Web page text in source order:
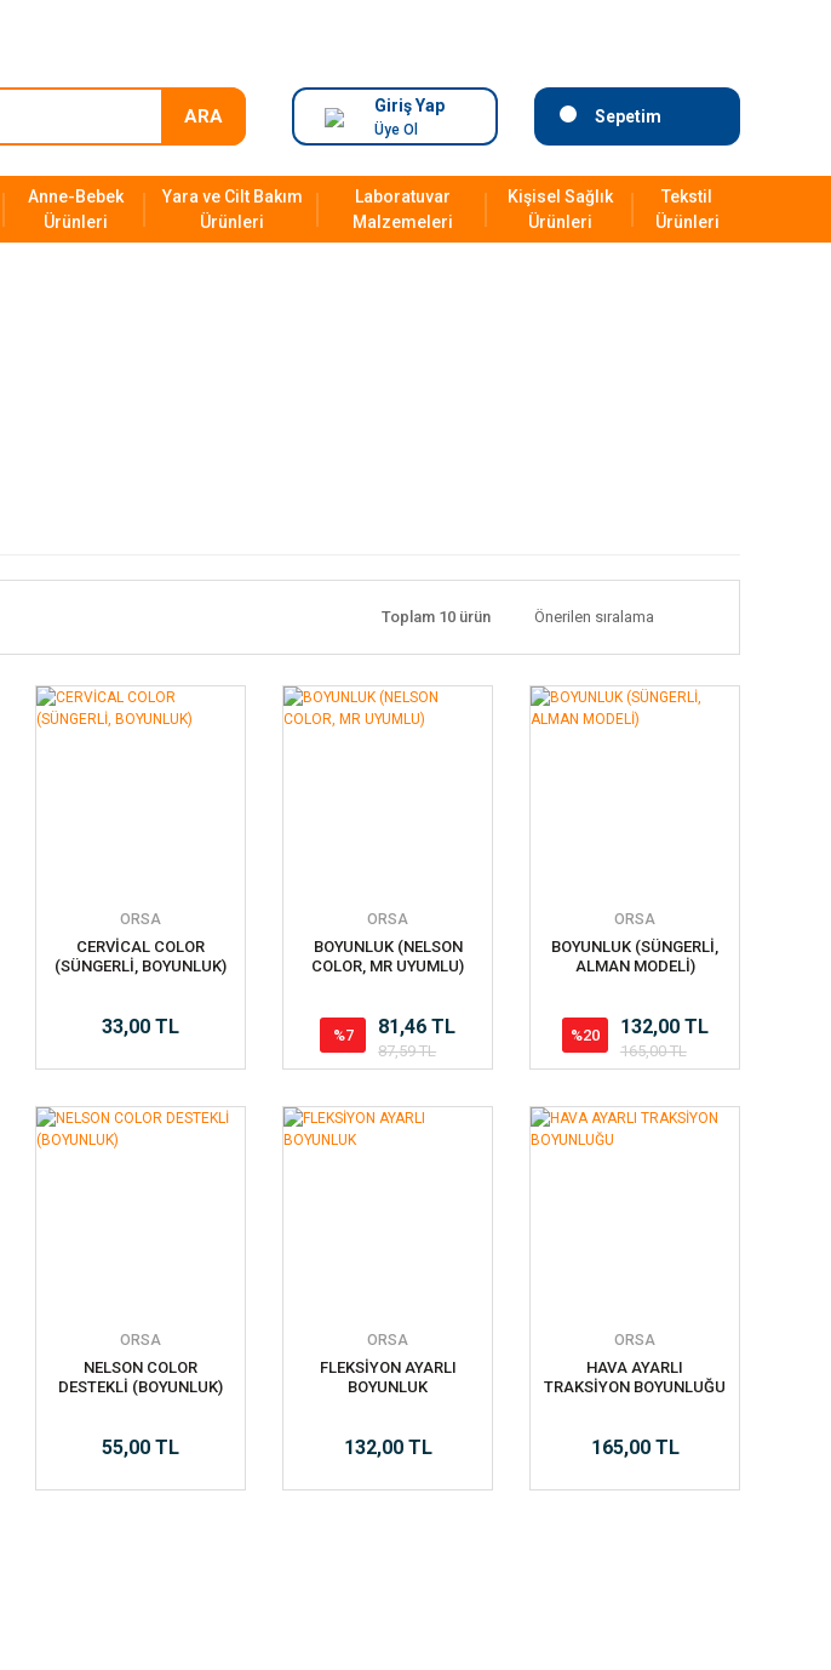
ARA
Giriş Yap
Üye Ol
Sepetim
Anne-Bebek
Ürünleri
Yara ve Cilt Bakım
Ürünleri
Laboratuvar
Malzemeleri
Kişisel Sağlık
Ürünleri
Tekstil
Ürünleri
Toplam 10 ürün
ORSA
CERVİCAL COLOR
(SÜNGERLİ, BOYUNLUK)
33,00 TL
ORSA
BOYUNLUK (NELSON
COLOR, MR UYUMLU)
%7 81,46 TL
87,59 TL
ORSA
BOYUNLUK (SÜNGERLİ,
ALMAN MODELİ)
%20 132,00 TL
165,00 TL
ORSA
NELSON COLOR
DESTEKLİ (BOYUNLUK)
55,00 TL
ORSA
FLEKSİYON AYARLI
BOYUNLUK
132,00 TL
ORSA
HAVA AYARLI
TRAKSİYON BOYUNLUĞU
165,00 TL